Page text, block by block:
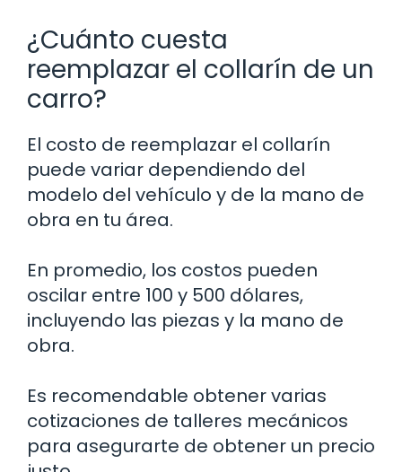
¿Cuánto cuesta
reemplazar el collarín de un
carro?
El costo de reemplazar el collarín
puede variar dependiendo del
modelo del vehículo y de la mano de
obra en tu área.
En promedio, los costos pueden
oscilar entre 100 y 500 dólares,
incluyendo las piezas y la mano de
obra.
Es recomendable obtener varias
cotizaciones de talleres mecánicos
para asegurarte de obtener un precio